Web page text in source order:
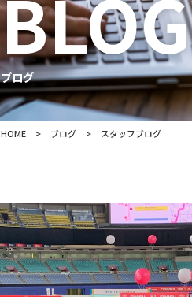
BLOG
ブログ
HOME > ブログ > スタッフブログ